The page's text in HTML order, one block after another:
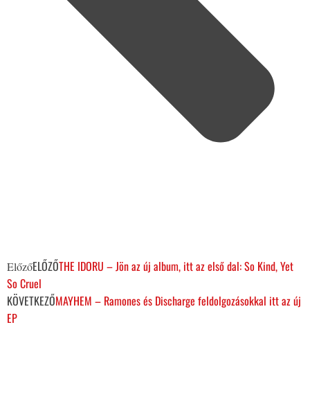
ElőzőELŐZŐTHE IDORU – Jön az új album, itt az első dal: So Kind, Yet
So Cruel
KÖVETKEZŐMAYHEM – Ramones és Discharge feldolgozásokkal itt az új
EP